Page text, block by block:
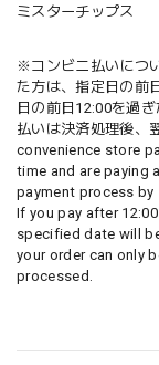
ミスターチップス
※コンビニ払いにつ
た方は、指定日の前
日の前日12:00を過
払いは決済処理後、
convenience store
time and are paying
payment process by
If you pay after
specified date will
your order can only
processed.